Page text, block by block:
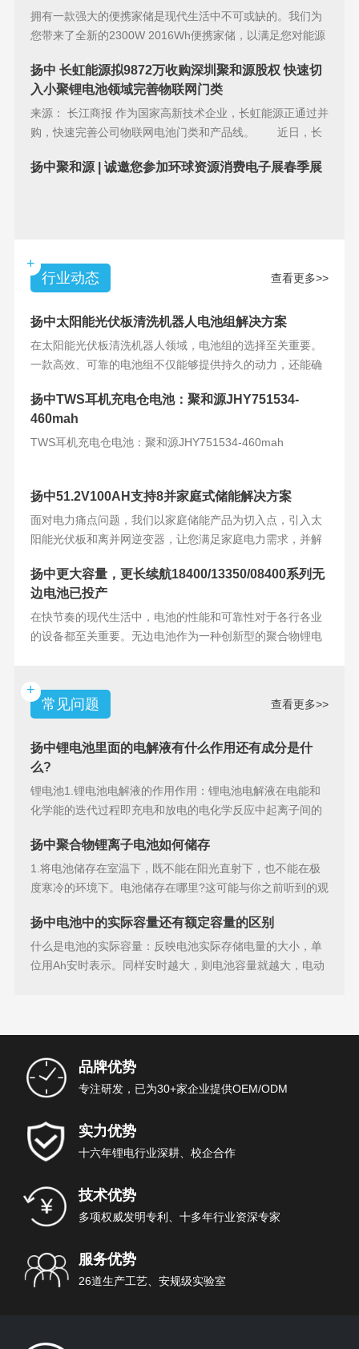
拥有一款强大的便携家储是现代生活中不可或缺的。我们为
您带来了全新的2300W 2016Wh便携家储，以满足您对能源
扬中 长虹能源拟9872万收购深圳聚和源股权 快速切
入小聚锂电池领域完善物联网门类
来源： 长江商报 作为国家高新技术企业，长虹能源正通过并
购，快速完善公司物联网电池门类和产品线。 近日，长
扬中聚和源 | 诚邀您参加环球资源消费电子展春季展
+
行业动态
查看更多>>
扬中太阳能光伏板清洗机器人电池组解决方案
在太阳能光伏板清洗机器人领域，电池组的选择至关重要。
一款高效、可靠的电池组不仅能够提供持久的动力，还能确
扬中TWS耳机充电仓电池：聚和源JHY751534-
460mah
TWS耳机充电仓电池：聚和源JHY751534-460mah
扬中51.2V100AH支持8并家庭式储能解决方案
面对电力痛点问题，我们以家庭储能产品为切入点，引入太
阳能光伏板和离并网逆变器，让您满足家庭电力需求，并解
扬中更大容量，更长续航18400/13350/08400系列无
边电池已投产
在快节奏的现代生活中，电池的性能和可靠性对于各行各业
的设备都至关重要。无边电池作为一种创新型的聚合物锂电
+
常见问题
查看更多>>
扬中锂电池里面的电解液有什么作用还有成分是什
么?
锂电池1.锂电池电解液的作用作用：锂电池电解液在电能和
化学能的迭代过程即充电和放电的电化学反应中起离子间的
扬中聚合物锂离子电池如何储存
1.将电池储存在室温下，既不能在阳光直射下，也不能在极
度寒冷的环境下。电池储存在哪里?这可能与你之前听到的观
扬中电池中的实际容量还有额定容量的区别
什么是电池的实际容量：反映电池实际存储电量的大小，单
位用Ah安时表示。同样安时越大，则电池容量就越大，电动
品牌优势
专注研发，已为30+家企业提供OEM/ODM
实力优势
十六年锂电行业深耕、校企合作
技术优势
多项权威发明专利、十多年行业资深专家
服务优势
26道生产工艺、安规级实验室